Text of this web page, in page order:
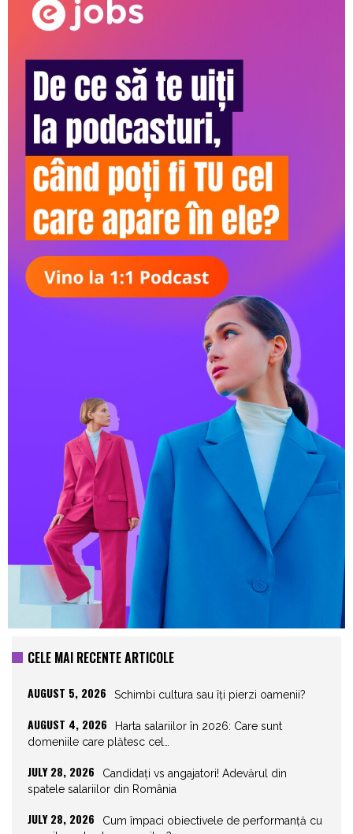
CELE MAI RECENTE ARTICOLE
AUGUST 5, 2026 Schimbi cultura sau îți pierzi oamenii?
AUGUST 4, 2026
Harta salariilor în 2026: Care sunt
domeniile care plătesc cel…
JULY 28, 2026
Candidați vs angajatori! Adevărul din
spatele salariilor din România
JULY 28, 2026
Cum împaci obiectivele de performanță cu